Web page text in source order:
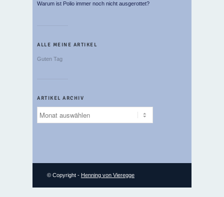
Warum ist Polio immer noch nicht ausgerottet?
ALLE MEINE ARTIKEL
Guten Tag
ARTIKEL ARCHIV
Artikel
Archiv
© Copyright - Henning von Vieregge